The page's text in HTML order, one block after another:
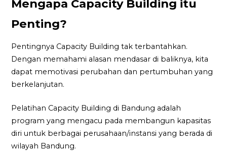
Mengapa Capacity Building itu
Penting?
Pentingnya Capacity Building tak terbantahkan.
Dengan memahami alasan mendasar di baliknya, kita
dapat memotivasi perubahan dan pertumbuhan yang
berkelanjutan.
Pelatihan Capacity Building di Bandung adalah
program yang mengacu pada membangun kapasitas
diri untuk berbagai perusahaan/instansi yang berada di
wilayah Bandung.